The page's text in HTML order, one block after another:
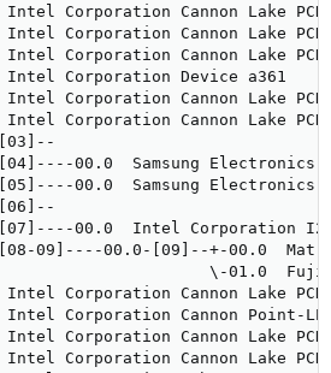
Intel Corporation Cannon Lake
Intel Corporation Cannon Lake
Intel Corporation Cannon Lake
Corporation Device a361
Intel Corporation Cannon Lake
Intel Corporation Cannon Lake
03
--
04
----00.0  Samsung Electronics Co
05
----00.0  Samsung Electronics Co
06
--
07
----00.0  Intel Corporation
08-09 ----00.0- 09
--+-00.0
\ -01.0
Intel Corporation Cannon Lake
Intel Corporation Cannon Point-LP
Intel Corporation Cannon Lake
Intel Corporation Cannon Lake PCH